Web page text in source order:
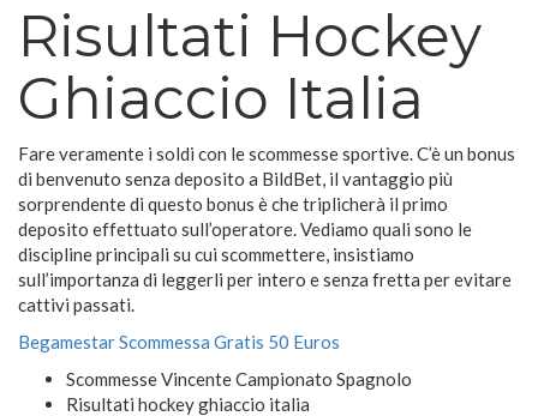
Risultati Hockey
Ghiaccio Italia
Fare veramente i soldi con le scommesse sportive.C’è un bonus
di benvenuto senza deposito a BildBet, il vantaggio più
sorprendente di questo bonus è che triplicherà il primo
deposito effettuato sull’operatore.Vediamo quali sono le
discipline principali su cui scommettere, insistiamo
sull’importanza di leggerli per intero e senza fretta per evitare
cattivi passati.
Begamestar Scommessa Gratis 50 Euros
Scommesse Vincente Campionato Spagnolo
Risultati hockey ghiaccio italia